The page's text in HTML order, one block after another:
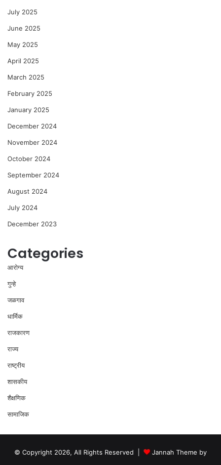
July 2025
June 2025
May 2025
April 2025
March 2025
February 2025
January 2025
December 2024
November 2024
October 2024
September 2024
August 2024
July 2024
December 2023
Categories
आरोग्य
गुन्हे
जळगाव
धार्मिक
राजकारण
राज्य
राष्ट्रीय
शासकीय
शैक्षणिक
सामाजिक
© Copyright 2026, All Rights Reserved |
Jannah Theme by